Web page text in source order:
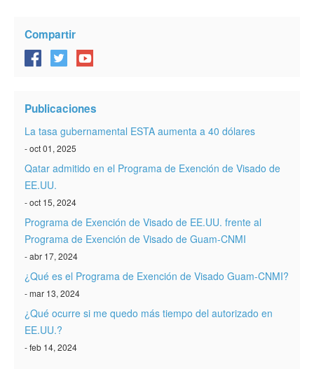
Compartir
Publicaciones
La tasa gubernamental ESTA aumenta a 40 dólares
- oct 01, 2025
Qatar admitido en el Programa de Exención de Visado de
EE.UU.
- oct 15, 2024
Programa de Exención de Visado de EE.UU. frente al
Programa de Exención de Visado de Guam-CNMI
- abr 17, 2024
¿Qué es el Programa de Exención de Visado Guam-CNMI?
- mar 13, 2024
¿Qué ocurre si me quedo más tiempo del autorizado en
EE.UU.?
- feb 14, 2024